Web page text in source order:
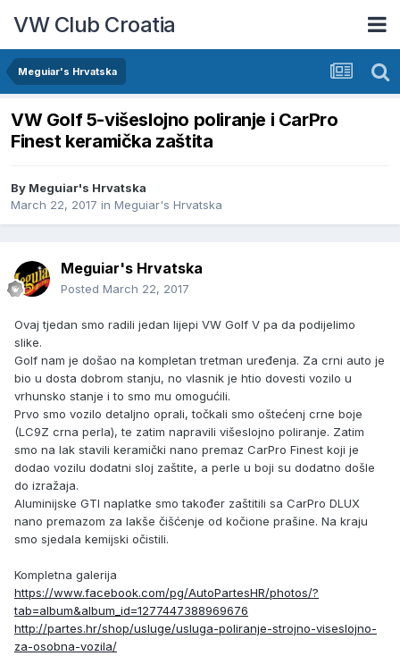
VW Club Croatia
Meguiar's Hrvatska
VW Golf 5-višeslojno poliranje i CarPro
Finest keramička zaštita
By Meguiar's Hrvatska
March 22, 2017 in Meguiar's Hrvatska
Meguiar's Hrvatska
Posted March 22, 2017
Ovaj tjedan smo radili jedan lijepi VW Golf V pa da podijelimo
slike.
Golf nam je došao na kompletan tretman uređenja. Za crni auto je
bio u dosta dobrom stanju, no vlasnik je htio dovesti vozilo u
vrhunsko stanje i to smo mu omogućili.
Prvo smo vozilo detaljno oprali, točkali smo oštećenj crne boje
(LC9Z crna perla), te zatim napravili višeslojno poliranje. Zatim
smo na lak stavili keramički nano premaz CarPro Finest koji je
dodao vozilu dodatni sloj zaštite, a perle u boji su dodatno došle
do izražaja.
Aluminijske GTI naplatke smo također zaštitili sa CarPro DLUX
nano premazom za lakše čišćenje od kočione prašine. Na kraju
smo sjedala kemijski očistili.
Kompletna galerija
https://www.facebook.com/pg/AutoPartesHR/photos/?
tab=album&album_id=1277447388969676
http://partes.hr/shop/usluge/usluga-poliranje-strojno-viseslojno-
za-osobna-vozila/